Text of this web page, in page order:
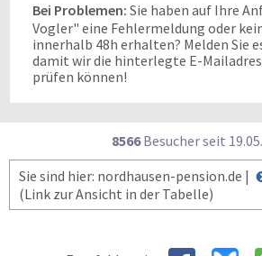
Bei Problemen: Sie haben auf Ihre
Vogler" eine Fehlermeldung oder
innerhalb 48h erhalten? Melden Sie
damit wir die hinterlegte E-
prüfen können!
8566Besucher seit 19.0
Sie sind hier: nordhausen-pension.de |
(Link zur Ansicht in der Tabelle)